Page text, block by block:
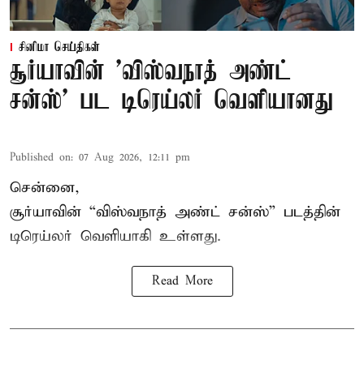
சினிமா செய்திகள்
சூர்யாவின் 'விஸ்வநாத் அண்ட்
சன்ஸ்' பட டிரெய்லர் வெளியானது
Published on: 07 Aug 2026, 12:11 pm
சென்னை,
சூர்யாவின் “விஸ்வநாத் அண்ட் சன்ஸ்” படத்தின்
டிரெய்லர் வெளியாகி உள்ளது.
Read More